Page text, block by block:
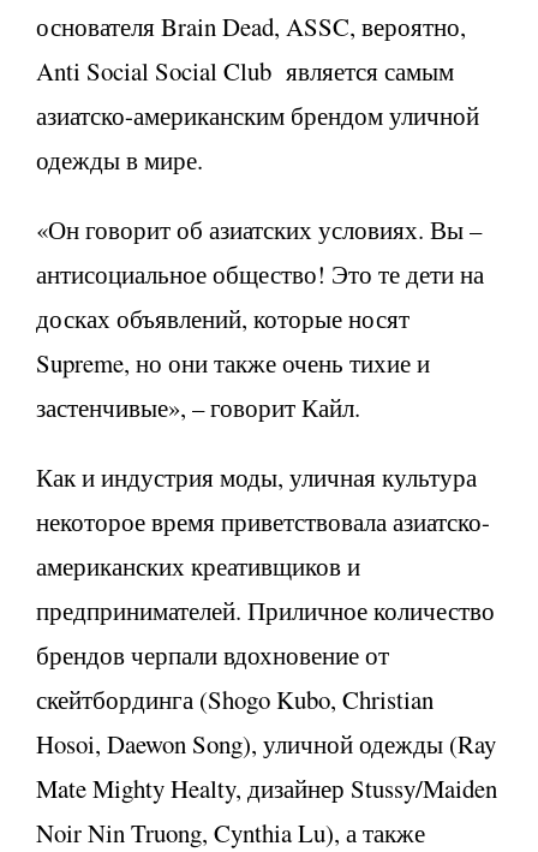
основателя Brain Dead, ASSC, вероятно,
Anti Social Social Club является самым
азиатско-американским брендом уличной
одежды в мире.
«Он говорит об азиатских условиях. Вы –
антисоциальное общество! Это те дети на
досках объявлений, которые носят
Supreme, но они также очень тихие и
застенчивые», – говорит Кайл.
Как и индустрия моды, уличная культура
некоторое время приветствовала азиатско-
американских креативщиков и
предпринимателей. Приличное количество
брендов черпали вдохновение от
скейтбординга (Shogo Kubo, Christian
Hosoi, Daewon Song), уличной одежды (Ray
Mate Mighty Healty, дизайнер Stussy/Maiden
Noir Nin Truong, Cynthia Lu), а также